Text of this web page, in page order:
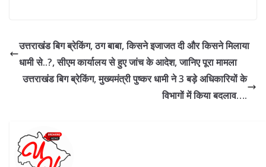
b
o
o
gr
a
m
er s
A
p
e
dI
n
e
उत्तराखंड बिग ब्रेकिंग, ठग बाबा, किसने इजाजत दी और किसने मिलाया
धामी से..?, सीएम कार्यालय से हुए जांच के आदेश, जानिए पूरा मामला
उत्तराखंड बिग ब्रेकिंग, मुख्यमंत्री पुष्कर धामी ने 3 बड़े अधिकारियों के
विभागों में किया बदलाव….